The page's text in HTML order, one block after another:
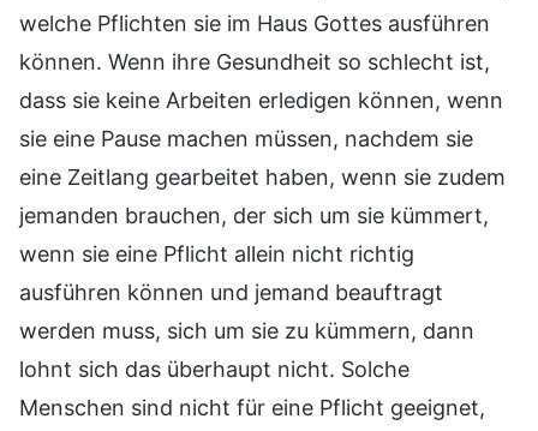
welche Pflichten sie im Haus Gottes ausführen
können. Wenn ihre Gesundheit so schlecht ist,
dass sie keine Arbeiten erledigen können, wenn
sie eine Pause machen müssen, nachdem sie
eine Zeitlang gearbeitet haben, wenn sie zudem
jemanden brauchen, der sich um sie kümmert,
wenn sie eine Pflicht allein nicht richtig
ausführen können und jemand beauftragt
werden muss, sich um sie zu kümmern, dann
lohnt sich das überhaupt nicht. Solche
Menschen sind nicht für eine Pflicht geeignet,